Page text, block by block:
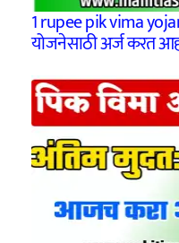
1 rupee pik vima
योजनेसाठी अर्ज करत